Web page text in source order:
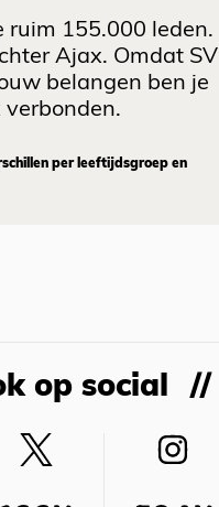
ruim 155.000 leden.
Ajax. Omdat SV
belangen ben je
per leeftijdsgroep en
op social